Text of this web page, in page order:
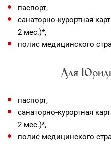
паспорт,
санаторно-курортная
2 мес.)*,
полис медицинского
Для
паспорт,
санаторно-курортная
2 мес.)*,
полис медицинского